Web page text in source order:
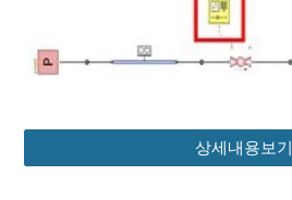
상세내용보기